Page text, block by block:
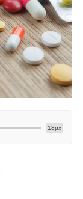
18px